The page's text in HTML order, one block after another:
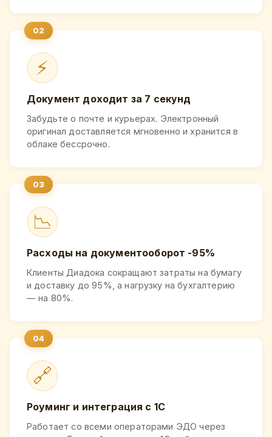
⚡
Документ доходит за 7 секунд
Забудьте о почте и курьерах. Электронный
оригинал доставляется мгновенно и хранится в
облаке бессрочно.
📉
Расходы на документооборот -95%
Клиенты Диадока сокращают затраты на бумагу
и доставку до 95%, а нагрузку на бухгалтерию
— на 80%.
🔗
Роуминг и интеграция с 1С
Работает со всеми операторами ЭДО через